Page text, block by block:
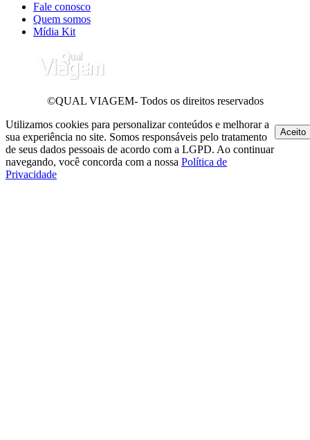
Fale conosco
Quem somos
Mídia Kit
©QUAL VIAGEM- Todos os direitos reservados
Utilizamos cookies para personalizar conteúdos e melhorar a
sua experiência no site. Somos responsáveis pelo tratamento
de seus dados pessoais de acordo com a LGPD. Ao continuar
navegando, você concorda com a nossa Política de
Privacidade
Aceito